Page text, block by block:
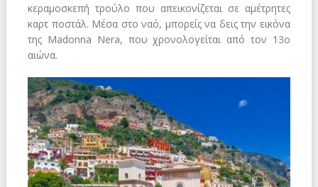
κεραμοσκεπή τρούλο που απεικονίζεται σε αμέτρητες
καρτ ποστάλ. Μέσα στο ναό, μπορείς να δεις την εικόνα
της Madonna Nera, που χρονολογείται από τον 13ο
αιώνα.